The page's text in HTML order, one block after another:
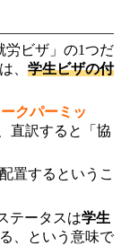
労ビザ」の1つだ
、 学生ビザの付
クパーミッ
直訳すると「協
置するというこ
テータスは学生
、という意味で